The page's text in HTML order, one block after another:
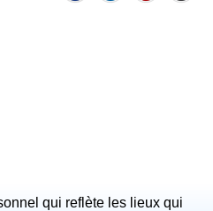
qui reflète les lieux qui